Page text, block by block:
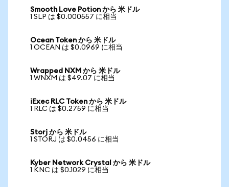
Smooth Love Potion から 米ドル
1 SLP は $0.000557 に相当
Ocean Token から 米ドル
1 OCEAN は $0.0969 に相当
Wrapped NXM から 米ドル
1 WNXM は $49.07 に相当
iExec RLC Token から 米ドル
1 RLC は $0.2759 に相当
Storj から 米ドル
1 STORJ は $0.0456 に相当
Kyber Network Crystal から 米ドル
1 KNC は $0.1029 に相当